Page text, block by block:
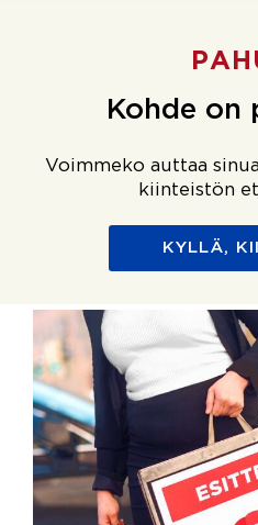
Kohde on
Voimmeko auttaa
kiinteistön
KYLLÄ,